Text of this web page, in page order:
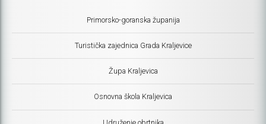
Primorsko-goranska županija
Turistička zajednica Grada Kraljevice
Župa Kraljevica
Osnovna škola Kraljevica